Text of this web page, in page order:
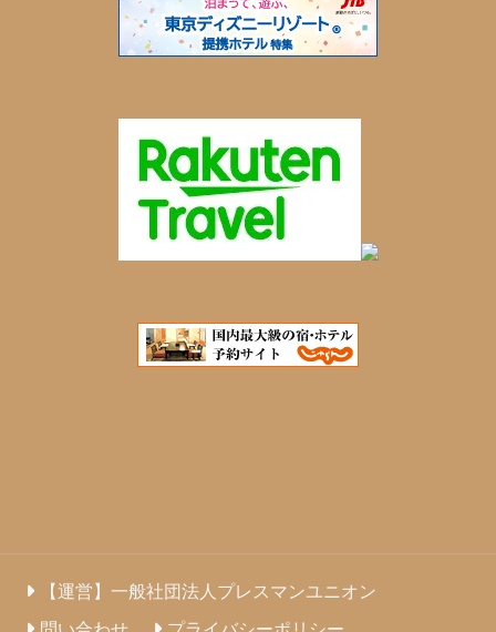
【運営】一般社団法人プレスマンユニオン